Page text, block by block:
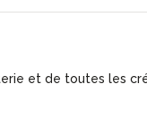
et de toutes les